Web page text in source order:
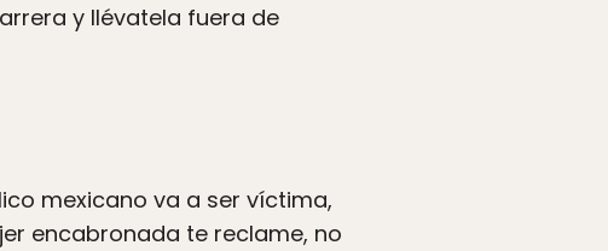
y llévatela fuera de
mexicano va a ser víctima,
encabronada te reclame, no